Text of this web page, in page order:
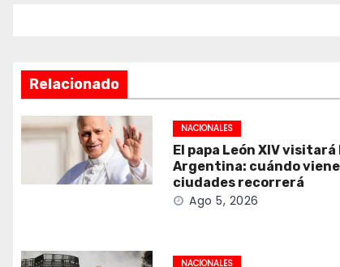
Relacionado
NACIONALES
El papa León XIV visitará
Argentina: cuándo
ciudades recorrerá
Ago 5, 2026
NACIONALES